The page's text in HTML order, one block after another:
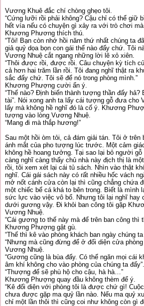
Vương Khuê đắc chí chòng ghẹo tôi.
“Cứng lưỡi rồi phải không? Cậu chỉ có thể giữ
hết vía nếu có chuyện gì xảy ra với trò chơi mà
Khương Phương thích thú.
“Tôi! Bạn còn nhớ hồi năm thứ nhất chúng ta
giả quỷ dọa bọn con gái thế nào đấy chứ. Tôi
Vương Nhuệ cắt ngang những lời lẽ xỏ xiên.
“Thôi được rồi, được rồi. Câu chuyện kỳ tích
cả hơn hai trăm lần rồi. Tôi đang nghĩ thật ra
sắc đấy chứ. Tôi sẽ để nó trong phòng mình.”
Khương Phượng cười ẩn ý.
“Thế nào? Định biến thành tượng thần đấy hả?
tài”. Nói xong anh ta lấy cái tượng gỗ đưa cho
lấy mà không hề nghĩ đó là cố ý. Khương
tượng vào lòng Vương Nhuệ.
“Mang đi mà thắp hương!”
Sau một hồi òm tỏi, cả đám giải tán. Tôi ở trên
ánh mắt của pho tượng lúc trước. Một cảm
không hề hoang tưởng. Tại sao lại bỏ người
càng nghĩ càng thấy chủ nhà này địch thị là
rồi, tôi xem xét lại cái tủ sách. Nhìn vào thật
nghĩ. Cái gái sách này có rất nhiều hốc vách
mở nốt cánh cửa còn lại thì cũng chẳng chứa
một chiếc bể cá khá to bên trong. Biết là mình
sức lực vào việc vô bổ. Nhưng tôi lại nghĩ hay
dưới gương vậy. Đi khỏi ban công tôi gặp
Vương Nhuệ.
“Cái gương to thế này mà để trên ban công thì
Khương Phượng gật gù.
“Thế thì kê vào phòng khách ban ngày chúng
“Nhưng mà cũng đừng để ở đối diện cửa phòng
Vương Nhuệ.
“Gương cũng là bùa đấy. Có thể ngăn mọi cái
âm khí không cho vào phòng của chúng ta đấy”.
“Thượng đế sẽ phù hộ cho cậu, hà hà…”
Khương Phượng quay đầu không thèm để ý.
“Kê đối diện với phòng tôi là được chứ gì!
chưa được gặp ma quỷ lần nào. Nếu ma quỷ
chỉ một lần thôi thì cũng coi như không còn gì